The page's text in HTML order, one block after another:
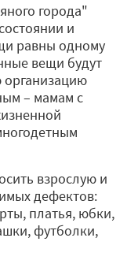
города"
и
равны одному
вещи будут
организацию
– мамам с
взрослую и
дефектов:
платья, юбки,
футболки,